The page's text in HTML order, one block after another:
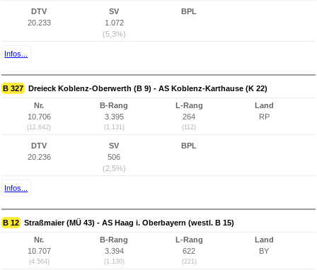
DTV
20.233
SV
1.072
(5,3%)
BPL
Infos...
B 327 Dreieck Koblenz-Oberwerth (B 9) - AS Koblenz-Karthause (K 22)
Nr.
10.706
(12.642)
B-Rang
3.395
(1.131)
L-Rang
264
(112)
Land
RP
DTV
20.236
SV
506
(2,5%)
BPL
Infos...
B 12 Straßmaier (MÜ 43) - AS Haag i. Oberbayern (westl. B 15)
Nr.
10.707
(4.564)
B-Rang
3.394
(1.130)
L-Rang
622
(221)
Land
BY